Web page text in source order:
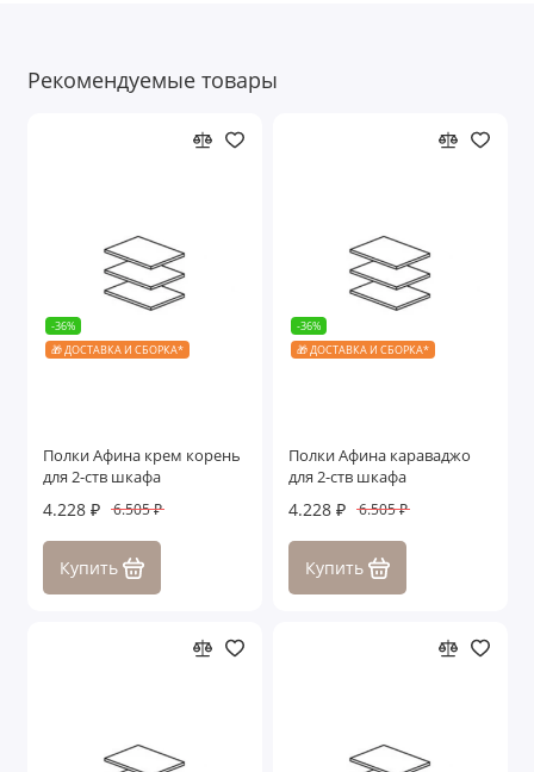
Рекомендуемые товары
-36%
🎁 ДОСТАВКА И СБОРКА*
Полки Афина крем корень
для 2-ств шкафа
4.228 ₽ 6.505 ₽
Купить
-36%
🎁 ДОСТАВКА И СБОРКА*
Полки Афина караваджо
для 2-ств шкафа
4.228 ₽ 6.505 ₽
Купить